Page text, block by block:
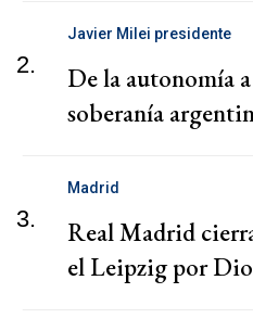
2.
Javier Milei presidente
De la autonomía
soberanía
3.
Madrid
Real Madrid
el Leipzig por